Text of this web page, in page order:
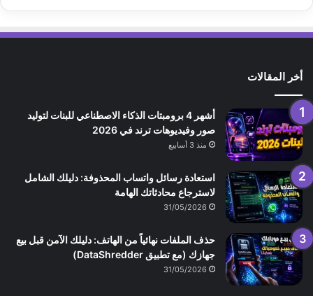
أخر المقالات
أشهر 4 برومبتات الذكاء الاصطناعي للبنات لتوليد
صور وفيديوهات ترند في 2026
منذ 3 أسابيع
استعادة رسائل واتساب المحذوفة: دليلك الشامل
لاسترجاع محادثاتك الهامة
31/05/2026
حذف الملفات نهائياً من الهاتف: دليلك الآمن قبل بيع
جهازك (مع تطبيق DataShredder)
31/05/2026